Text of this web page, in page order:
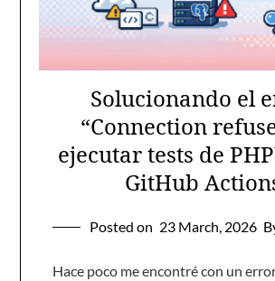
Solucionando el
“Connection
ejecutar tests de
GitHub
Posted on 23 March, 2026
Hace poco me encontré con un